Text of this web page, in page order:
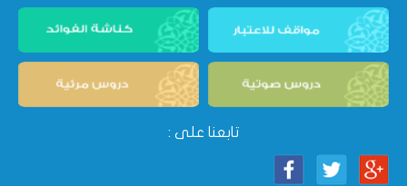
تابعنا على :